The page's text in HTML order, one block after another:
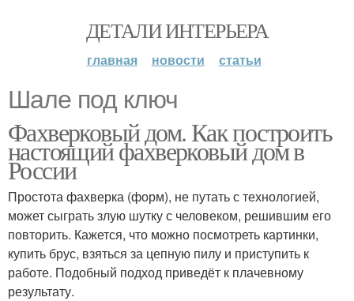
ДЕТАЛИ ИНТЕРЬЕРА
главная новости статьи
Шале под ключ
Фахверковый дом. Как построить
настоящий фахверковый дом в
России
Простота фахверка (форм), не путать с технологией,
может сыграть злую шутку с человеком, решившим его
повторить. Кажется, что можно посмотреть картинки,
купить брус, взяться за цепную пилу и приступить к
работе. Подобный подход приведёт к плачевному
результату.